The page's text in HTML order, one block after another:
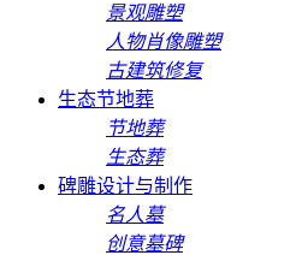
景观雕塑
人物肖像雕塑
古建筑修复
生态节地葬
节地葬
生态葬
碑雕设计与制作
名人墓
创意墓碑